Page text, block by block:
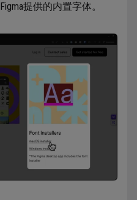
提供的内置字体。